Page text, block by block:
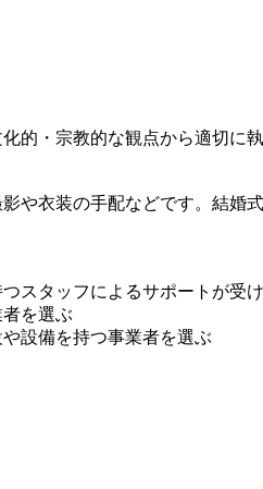
的・宗教的な観点から適切に
や衣装の手配などです。結婚
スタッフによるサポートが受
を選ぶ
設備を持つ事業者を選ぶ